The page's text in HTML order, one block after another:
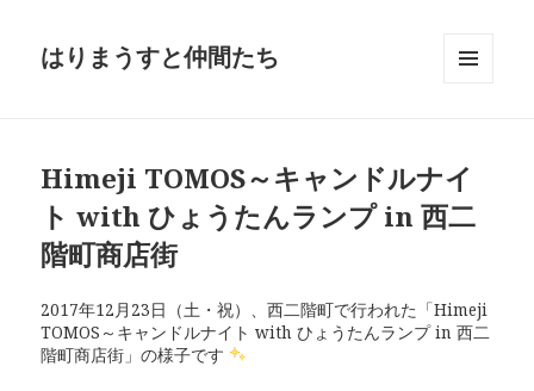
はりまうすと仲間たち
Himeji TOMOS～キャンドルナイ
ト with ひょうたんランプ in 西二
階町商店街
2017年12月23日（土・祝）、西二階町で行われた「Himeji
TOMOS～キャンドルナイト with ひょうたんランプ in 西二
階町商店街」の様子です